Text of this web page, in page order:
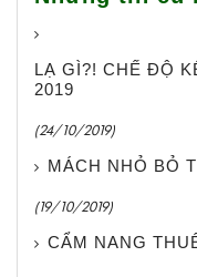
LẠ GÌ?! CHẾ ĐỘ
2019
(24/10/2019)
MÁCH NHỎ BỎ
(19/10/2019)
CẨM NANG